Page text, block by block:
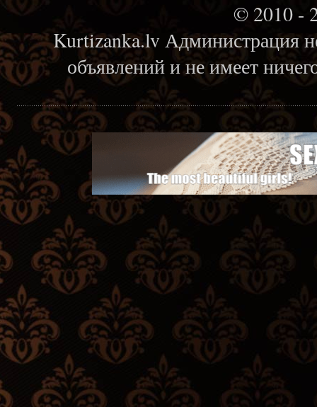
© 2010 -
Kurtizanka.lv Администрация
объявлений и не имеет